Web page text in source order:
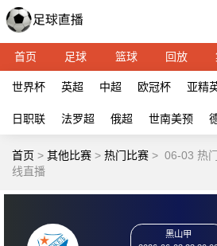
首页 足球 篮球 回放
世界杯 英超 中超 欧冠杯 亚精
日职联 法罗超 俄超 世南美预
首页 > 其他比赛 > 热门比赛 > 06-03 热
线直播